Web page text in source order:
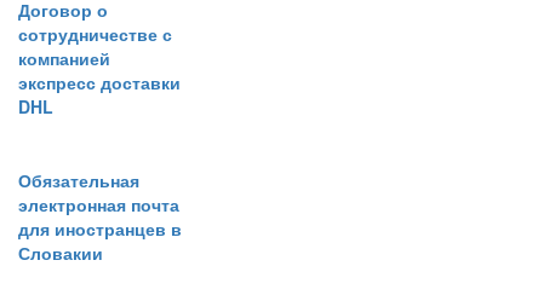
Договор о
сотрудничестве с
компанией
экспресс доставки
DHL
Обязательная
электронная почта
для иностранцев в
Словакии